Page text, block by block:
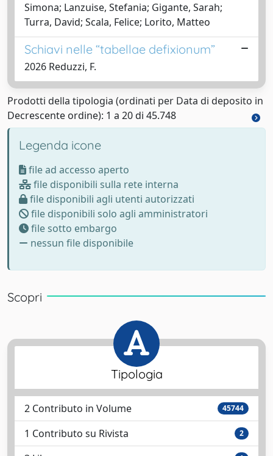
Simona; Lanzuise, Stefania; Gigante, Sarah;
Turra, David; Scala, Felice; Lorito, Matteo
Schiavi nelle “tabellae defixionum”
2026 Reduzzi, F.
Prodotti della tipologia (ordinati per Data di deposito in
Decrescente ordine): 1 a 20 di 45.748
Legenda icone
file ad accesso aperto
file disponibili sulla rete interna
file disponibili agli utenti autorizzati
file disponibili solo agli amministratori
file sotto embargo
nessun file disponibile
Scopri
Tipologia
2 Contributo in Volume 45744
1 Contributo su Rivista 2